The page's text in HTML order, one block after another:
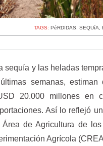
TAGS: PéRDIDAS, SEQUíA,
sequía y las heladas
semanas,
20.000 millones en
Así lo reflejó
de Agricultura de los
Agrícola